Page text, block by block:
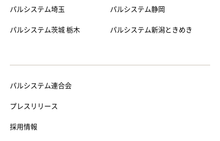
パルシステム埼玉
パルシステム茨城 栃木
パルシステム静岡
パルシステム新潟ときめき
パルシステム連合会
プレスリリース
採用情報